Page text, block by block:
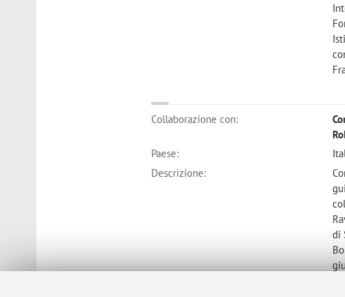
Collaborazione con:
Paese:
Descrizione:
di